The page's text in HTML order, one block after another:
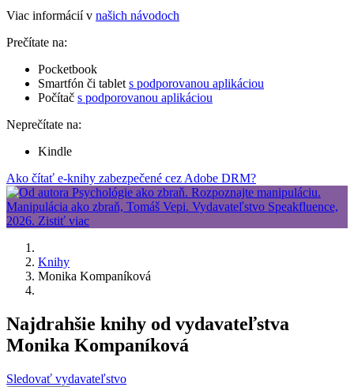
Viac informácií v našich návodoch
Prečítate na:
Pocketbook
Smartfón či tablet s podporovanou aplikáciou
Počítač s podporovanou aplikáciou
Neprečítate na:
Kindle
Ako čítať e-knihy zabezpečené cez Adobe DRM?
Knihy
Monika Kompaníková
Najdrahšie knihy od vydavateľstva
Monika Kompaníková
Sledovať vydavateľstvo